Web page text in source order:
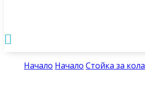

Начало Начало Стойка за кола